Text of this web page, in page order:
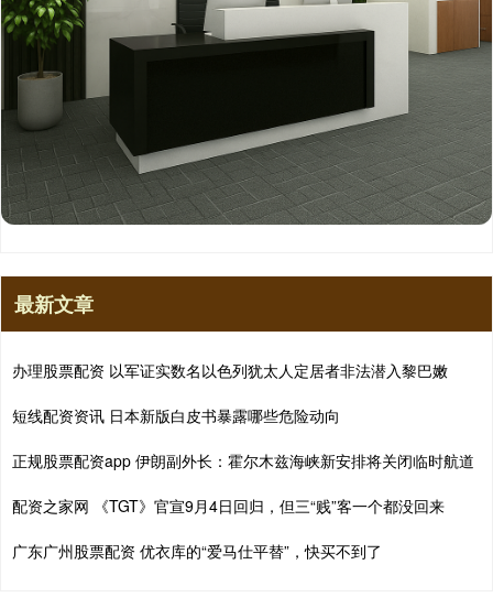
最新文章
办理股票配资 以军证实数名以色列犹太人定居者非法潜入黎巴嫩
短线配资资讯 日本新版白皮书暴露哪些危险动向
正规股票配资app 伊朗副外长：霍尔木兹海峡新安排将关闭临时航道
配资之家网 《TGT》官宣9月4日回归，但三“贱”客一个都没回来
广东广州股票配资 优衣库的“爱马仕平替”，快买不到了